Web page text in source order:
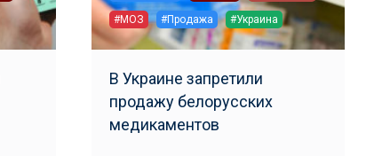
#МОЗ #Продажа #Украина
В Украине запретили
продажу белорусских
медикаментов